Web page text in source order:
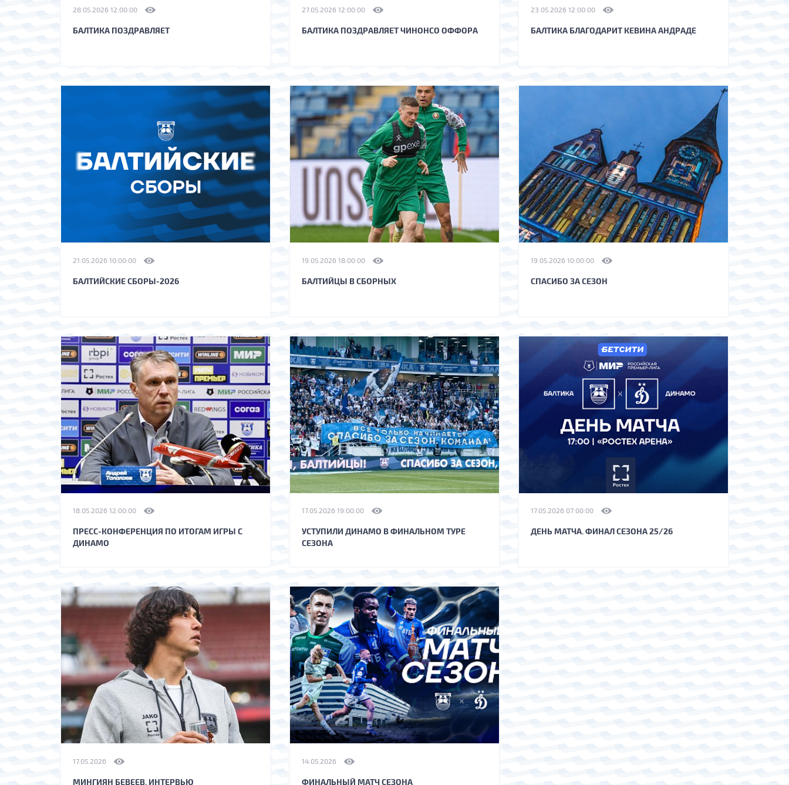
28.05.2026 12:00:00
БАЛТИКА ПОЗДРАВЛЯЕТ
27.05.2026 12:00:00
БАЛТИКА ПОЗДРАВЛЯЕТ ЧИНОНСО ОФФОРА
23.05.2026 12:00:00
БАЛТИКА БЛАГОДАРИТ КЕВИНА АНДРАДЕ
21.05.2026 10:00:00
БАЛТИЙСКИЕ СБОРЫ-2026
19.05.2026 18:00:00
БАЛТИЙЦЫ В СБОРНЫХ
19.05.2026 10:00:00
СПАСИБО ЗА СЕЗОН
18.05.2026 12:00:00
ПРЕСС-КОНФЕРЕНЦИЯ ПО ИТОГАМ ИГРЫ С
ДИНАМО
17.05.2026 19:00:00
УСТУПИЛИ ДИНАМО В ФИНАЛЬНОМ ТУРЕ
СЕЗОНА
17.05.2026 07:00:00
ДЕНЬ МАТЧА. ФИНАЛ СЕЗОНА 25/26
17.05.2026
МИНГИЯН БЕВЕЕВ. ИНТЕРВЬЮ
14.05.2026
ФИНАЛЬНЫЙ МАТЧ СЕЗОНА